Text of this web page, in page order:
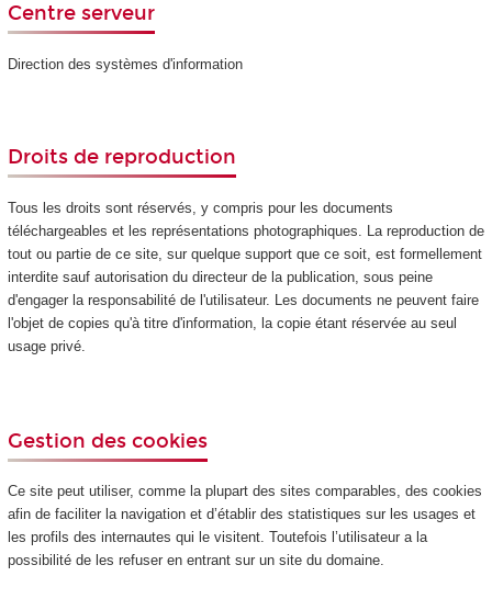
Centre serveur
Direction des systèmes d'information
Droits de reproduction
Tous les droits sont réservés, y compris pour les documents
téléchargeables et les représentations photographiques. La reproduction de
tout ou partie de ce site, sur quelque support que ce soit, est formellement
interdite sauf autorisation du directeur de la publication, sous peine
d'engager la responsabilité de l'utilisateur. Les documents ne peuvent faire
l'objet de copies qu'à titre d'information, la copie étant réservée au seul
usage privé.
Gestion des cookies
Ce site peut utiliser, comme la plupart des sites comparables, des cookies
afin de faciliter la navigation et d’établir des statistiques sur les usages et
les profils des internautes qui le visitent. Toutefois l’utilisateur a la
possibilité de les refuser en entrant sur un site du domaine.